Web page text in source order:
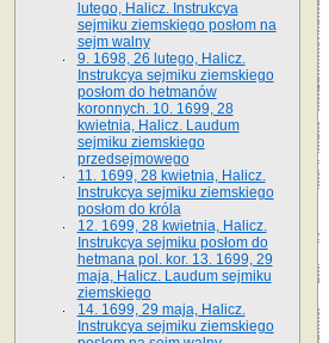
lutego, Halicz. Instrukcya
sejmiku ziemskiego posłom na
sejm walny
9. 1698, 26 lutego, Halicz.
Instrukcya sejmiku ziemskiego
posłom do hetmanów
koronnych. 10. 1699, 28
kwietnia, Halicz. Laudum
sejmiku ziemskiego
przedsejmowego
11. 1699, 28 kwietnia, Halicz.
Instrukcya sejmiku ziemskiego
posłom do króla
12. 1699, 28 kwietnia, Halicz.
Instrukcya sejmiku posłom do
hetmana pol. kor. 13. 1699, 29
maja, Halicz. Laudum sejmiku
ziemskiego
14. 1699, 29 maja, Halicz.
Instrukcya sejmiku ziemskiego